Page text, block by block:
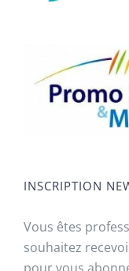
INSCRIPTION
Vous êtes
souhaitez